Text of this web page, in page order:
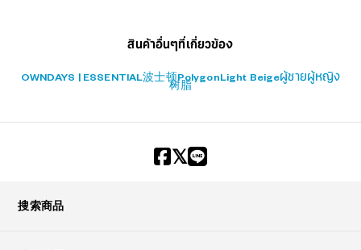
สินค้าอื่นๆที่เกี่ยวข้อง
OWNDAYS | ESSENTIAL波士顿Polygon Light Beigeผู้ชายผู้หญิง
树脂
搜索商品